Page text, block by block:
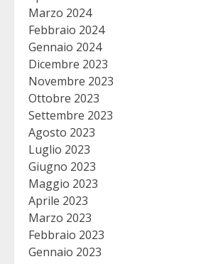
Marzo 2024
Febbraio 2024
Gennaio 2024
Dicembre 2023
Novembre 2023
Ottobre 2023
Settembre 2023
Agosto 2023
Luglio 2023
Giugno 2023
Maggio 2023
Aprile 2023
Marzo 2023
Febbraio 2023
Gennaio 2023